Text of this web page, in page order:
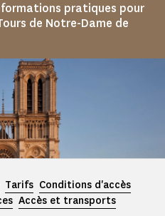
pratiques pour
de Notre-Dame de
Tarifs Conditions d'accès
Accès et transports